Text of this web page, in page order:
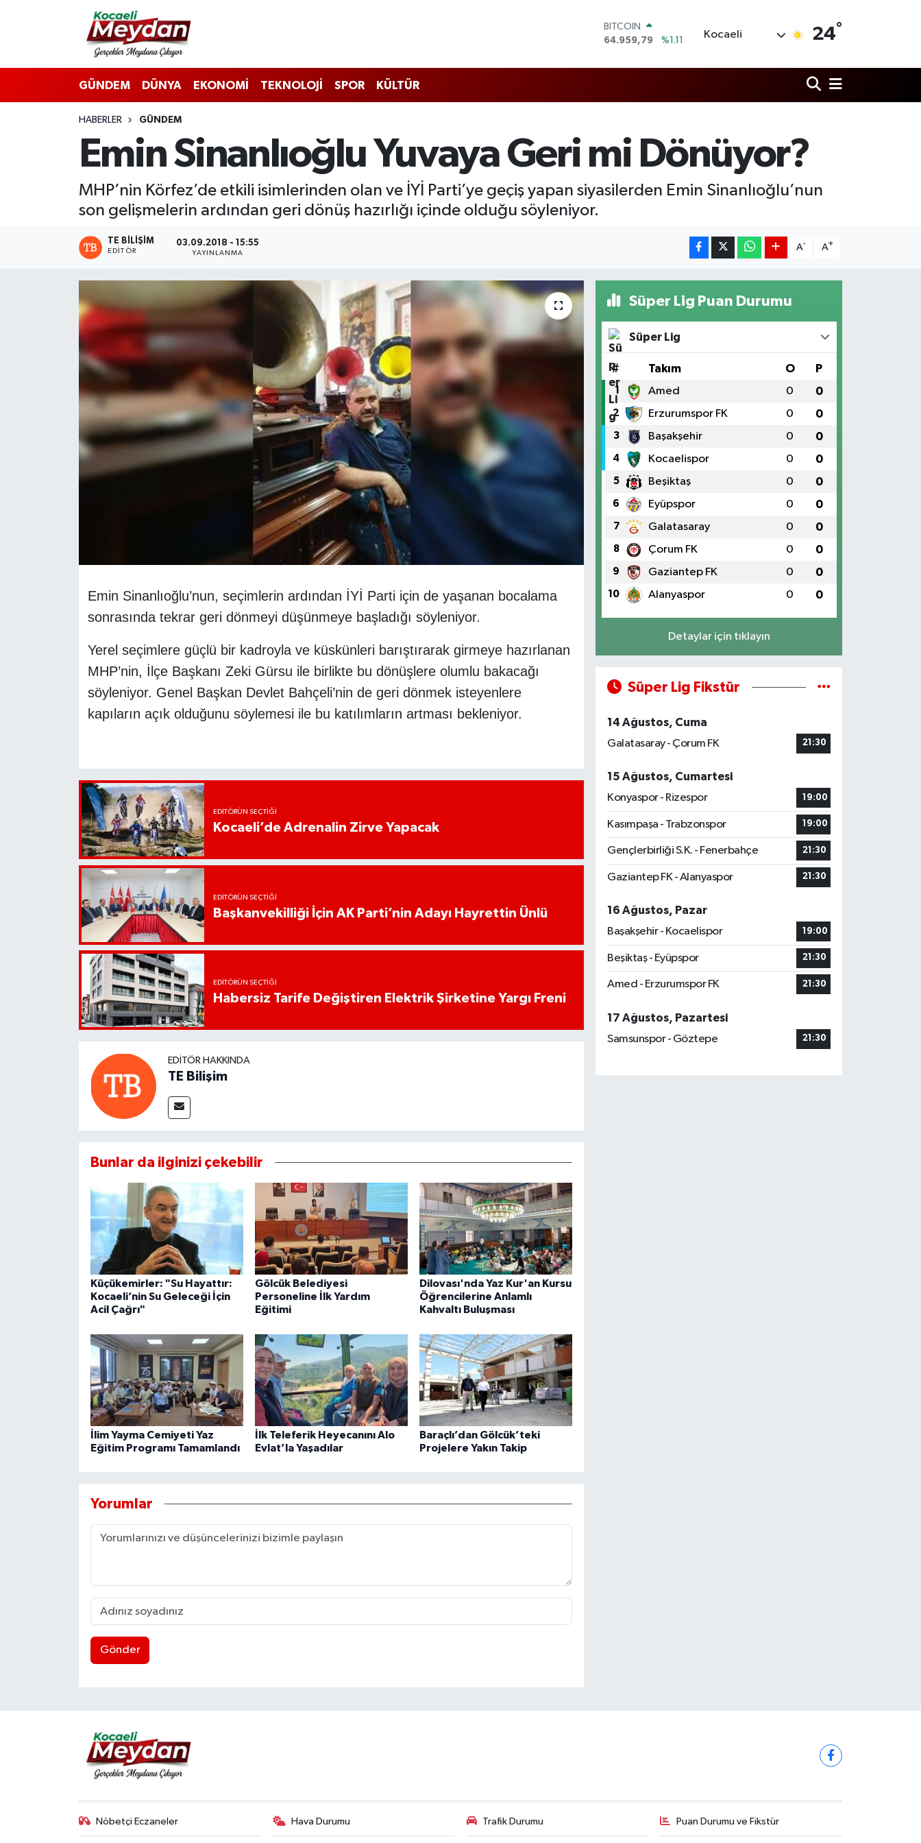
BITCOIN
64.959,79
%1.11
47,7436
%0.18
GRAM ALTIN
6660.55
%0.03
Kocaeli 24°
GÜNDEM DÜNYA EKONOMİ TEKNOLOJİ SPOR KÜLTÜR
HABERLER GÜNDEM
Emin Sinanlıoğlu Yuvaya Geri mi Dönüyor?
MHP’nin Körfez’de etkili isimlerinden olan ve İYİ Parti’ye geçiş yapan siyasilerden Emin Sinanlıoğlu’nun
son gelişmelerin ardından geri dönüş hazırlığı içinde olduğu söyleniyor.
TE BILIŞIM
EDITÖR
03.09.2018 - 15:55
YAYINLANMA
A- A+
Emin Sinanlıoğlu’nun, seçimlerin ardından İYİ Parti için de yaşanan bocalama
sonrasında tekrar geri dönmeyi düşünmeye başladığı söyleniyor.
Yerel seçimlere güçlü bir kadroyla ve küskünleri barıştırarak girmeye hazırlanan
MHP’nin, İlçe Başkanı Zeki Gürsu ile birlikte bu dönüşlere olumlu bakacağı
söyleniyor. Genel Başkan Devlet Bahçeli’nin de geri dönmek isteyenlere
kapıların açık olduğunu söylemesi ile bu katılımların artması bekleniyor.
EDITÖRÜN SEÇTIĞI
Kocaeli’de Adrenalin Zirve Yapacak
EDITÖRÜN SEÇTIĞI
Başkanvekilliği İçin AK Parti’nin Adayı Hayrettin Ünlü
EDITÖRÜN SEÇTIĞI
Habersiz Tarife Değiştiren Elektrik Şirketine Yargı Freni
EDITÖR HAKKINDA
TE Bilişim
Bunlar da ilginizi çekebilir
Küçükemirler: "Su Hayattır:
Kocaeli’nin Su Geleceği İçin
Acil Çağrı"
Gölcük Belediyesi
Personeline İlk Yardım
Eğitimi
Dilovası'nda Yaz Kur'an Kursu
Öğrencilerine Anlamlı
Kahvaltı Buluşması
İlim Yayma Cemiyeti Yaz
Eğitim Programı Tamamlandı
İlk Teleferik Heyecanını Alo
Evlat’la Yaşadılar
Baraçlı’dan Gölcük’teki
Projelere Yakın Takip
Yorumlar
Gönder
Süper Lig Puan Durumu
Süper Lig
# Takım O P
1 Amed 0 0
2 Erzurumspor FK 0 0
3 Başakşehir 0 0
4 Kocaelispor 0 0
5 Beşiktaş 0 0
6 Eyüpspor 0 0
7 Galatasaray 0 0
8 Çorum FK 0 0
9 Gaziantep FK 0 0
10 Alanyaspor 0 0
Detaylar için tıklayın
Süper Lig Fikstür
14 Ağustos, Cuma
Galatasaray - Çorum FK
21:30
15 Ağustos, Cumartesi
Konyaspor - Rizespor
19:00
Kasımpaşa - Trabzonspor 19:00
Gençlerbirliği S.K. - Fenerbahçe 21:30
Gaziantep FK - Alanyaspor 21:30
16 Ağustos, Pazar
Başakşehir - Kocaelispor
19:00
Beşiktaş - Eyüpspor 21:30
Amed - Erzurumspor FK 21:30
17 Ağustos, Pazartesi
Samsunspor - Göztepe
21:30
Nöbetçi Eczaneler Hava Durumu Trafik Durumu Puan Durumu ve Fikstür
Nöbetçi Eczaneler
Hava Durumu
Trafik Durumu
Süper Lig Puan Durumu ve Fikstür
Tüm Manşetler
Haber Arşivi